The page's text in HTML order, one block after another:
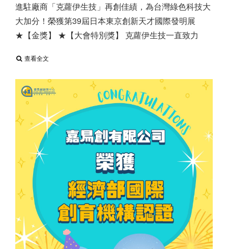
進駐廠商「克蘿伊生技」再創佳績，為台灣綠色科技大
大加分！ ​ 榮獲第39屆日本東京創新天才國際發明展
★【金獎】 ★【大會特別獎】 克蘿伊生技一直致力
查看全文